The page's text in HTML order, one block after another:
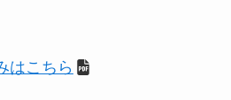
はこちら